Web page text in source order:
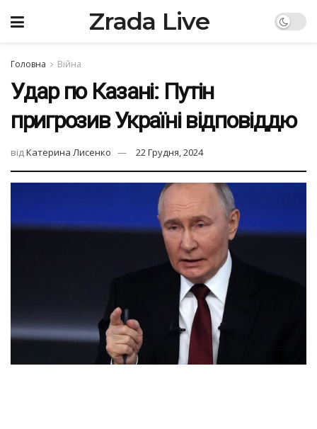
Zrada Live
Головна Війна
Удар по Казані: Путін
пригрозив Україні відповіддю
відКатерина Лисенко 22 Грудня, 2024